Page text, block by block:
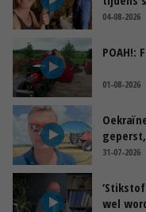
04-08-2026
POAH!:
01-08-2026
31-07-2026
wel